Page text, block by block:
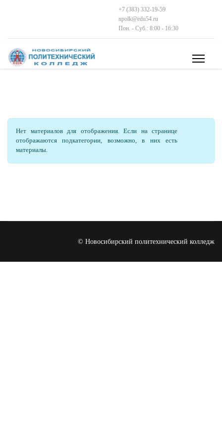
+7 (383) 332-19-59
npolk@edu54.ru
Пон. - Суб.: 8:00 - 16:30
Кол-во строк:
Информация
Нет материалов для отображения. Если на странице
отображаются подкатегории, возможно, в них есть
материалы.
© Новосибирский политехнический колледж